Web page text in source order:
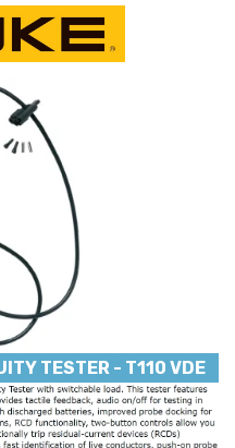
TESTER - T110 VDE